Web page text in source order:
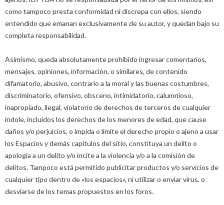
como tampoco presta conformidad ni discrepa con ellos, siendo
entendido que emanan exclusivamente de su autor, y quedan bajo su
completa responsabilidad.
Asimismo, queda absolutamente prohibido ingresar comentarios,
mensajes, opiniones, información, o similares, de contenido
difamatorio, abusivo, contrario a la moral y las buenas costumbres,
discriminatorio, ofensivo, obsceno, intimidatorio, calumnioso,
inapropiado, ilegal, violatorio de derechos de terceros de cualquier
índole, incluidos los derechos de los menores de edad, que cause
daños y/o perjuicios, o impida o limite el derecho propio o ajeno a usar
los Espacios y demás capítulos del sitio, constituya un delito o
apología a un delito y/o incite a la violencia y/o a la comisión de
delitos. Tampoco está permitido publicitar productos y/o servicios de
cualquier tipo dentro de «los espacios», ni utilizar o enviar virus, o
desviarse de los temas propuestos en los foros.